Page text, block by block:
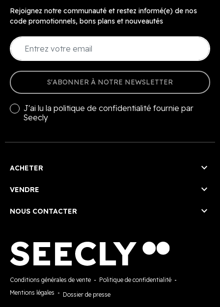
Rejoignez notre communauté et restez informé(e) de nos
code promotionnels, bons plans et nouveautés
S'ABONNER À NOTRE NEWSLETTER
J'ai lu la politique de confidentialité fournie par
Seecly
ACHETER 
VENDRE 
NOUS CONTACTER 
Conditions générales de vente - Politique de confidentialité -
Mentions légales - Dossier de presse